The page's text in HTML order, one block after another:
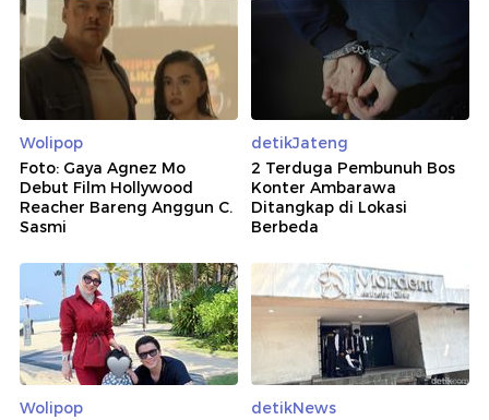
Wolipop
Foto: Gaya Agnez Mo
Debut Film Hollywood
Reacher Bareng Anggun C.
Sasmi
detikJateng
2 Terduga Pembunuh Bos
Konter Ambarawa
Ditangkap di Lokasi
Berbeda
Wolipop
detikNews